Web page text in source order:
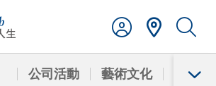
公司活動 藝術文化 學習